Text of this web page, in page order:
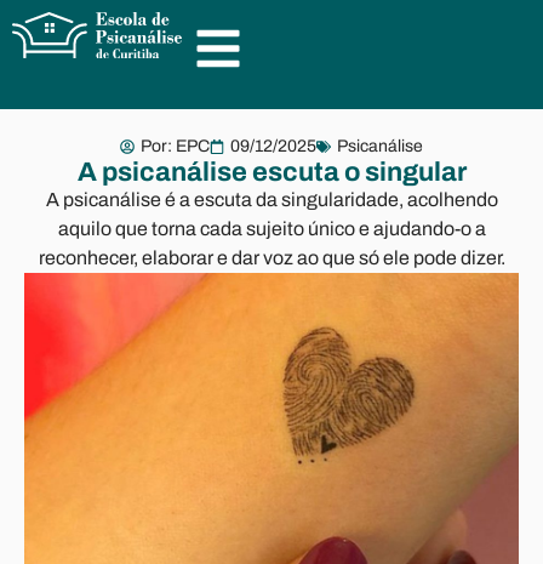
Por: EPC 09/12/2025 Psicanálise
A psicanálise escuta o singular
A psicanálise é a escuta da singularidade, acolhendo
aquilo que torna cada sujeito único e ajudando-o a
reconhecer, elaborar e dar voz ao que só ele pode dizer.